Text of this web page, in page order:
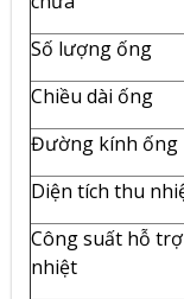
Số lượng ống
Chiều dài ống
Đường kính ống
Diện tích thu
Công suất hỗ trợ
nhiệt